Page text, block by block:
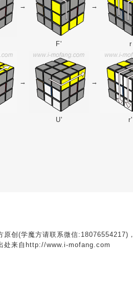
→ →
F' r
→ →
U' r'
原创(学魔方请联系微信:18076554217)
处来自http://www.i-mofang.com